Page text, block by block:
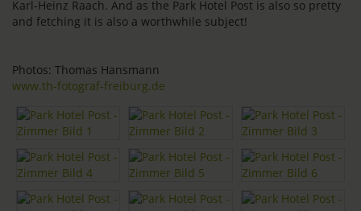
Karl-Heinz Raach. And as the Park Hotel Post is also so pretty
and fetching it is also a worthwhile subject!
Photos: Thomas Hansmann
www.th-fotograf-freiburg.de